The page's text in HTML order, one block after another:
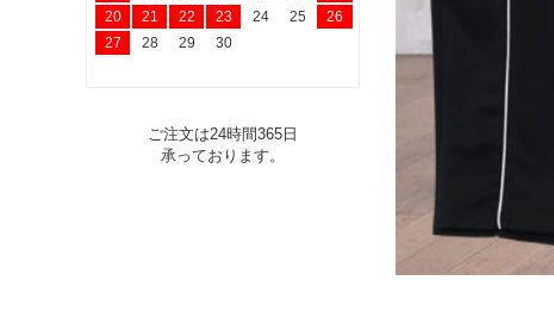
20
21 22 23 24 25
26
27
28 29 30
ご注文は24時間365日
承っております。